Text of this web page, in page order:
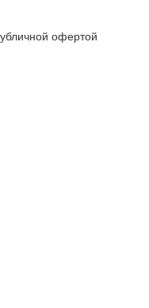
офертой